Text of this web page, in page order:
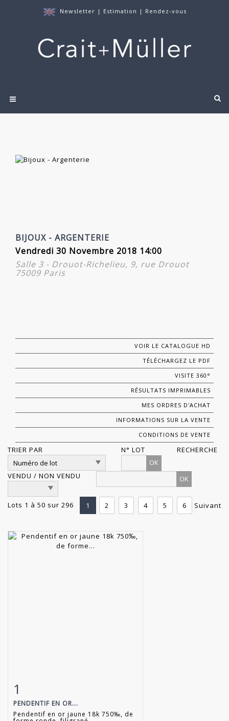
Newsletter | Estimation | Rendez-vous
BIJOUX - ARGENTERIE
Vendredi 30 Novembre 2018 14:00
Salle 3 - Drouot-Richelieu, 9, rue Drouot
75009 Paris
VOIR LE CATALOGUE HD
TÉLÉCHARGEZ LE PDF
VISITE 360°
RÉSULTATS IMPRIMABLES
MES ORDRES D'ACHAT
INFORMATIONS SUR LA VENTE
CONDITIONS DE VENTE
TRIER PAR
N° LOT
OK
VENDU / NON VENDU
RECHERCHE
Lots 1 à 50 sur 296 1 2 3 4 5 6 Suivant
1
PENDENTIF EN OR...
Pendentif en or jaune 18k 750‰, de